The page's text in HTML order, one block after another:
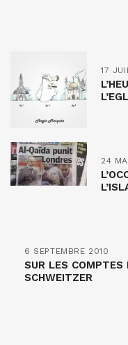
17
24
6 SEPTEMBRE 2010
SUR LES COMPTES
SCHWEITZER